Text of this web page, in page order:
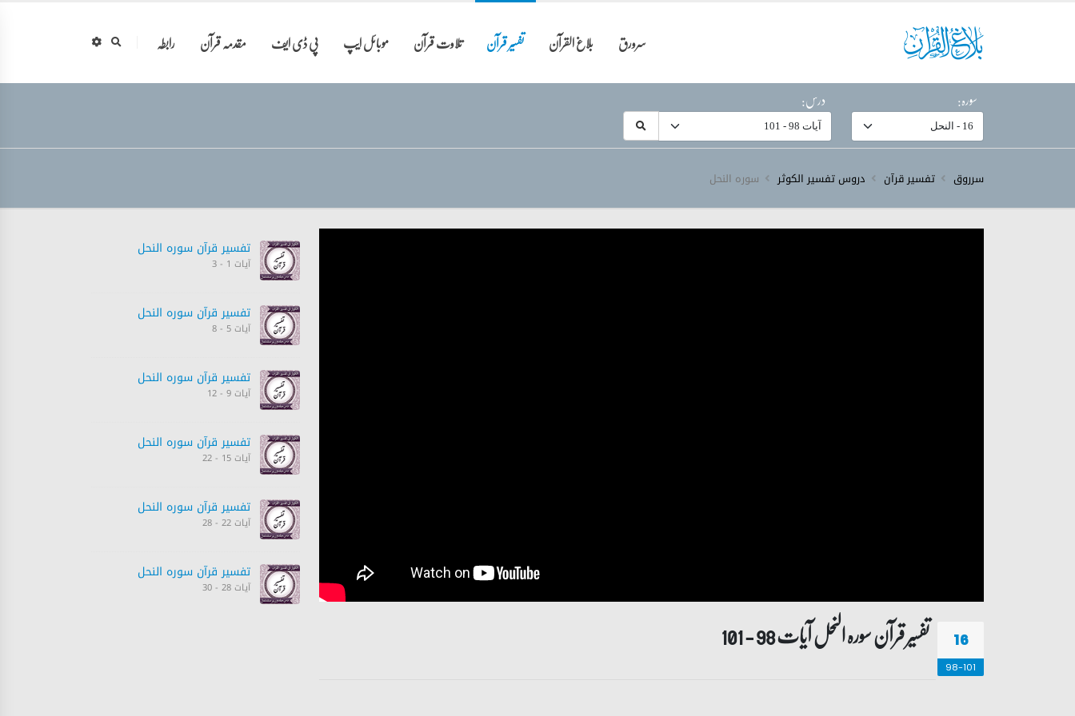
سرورق بلاغ القرآن تفسیر قرآن تلاوت قرآن موبائل ایپ پی ڈی ایف مقدمہ قرآن
رابطہ
سورہ:
درس:
سرروق تفسیر قرآن دروس تفسیر الکوثر سورہ ‎النحل
16
98-101
تفسیر قرآن سورہ ‎النحل آیات 98 - 101
تفسیر قرآن سورہ ‎النحل
آیات 1 - 3
تفسیر قرآن سورہ ‎النحل
آیات 5 - 8
تفسیر قرآن سورہ ‎النحل
آیات 9 - 12
تفسیر قرآن سورہ ‎النحل
آیات 15 - 22
تفسیر قرآن سورہ ‎النحل
آیات 22 - 28
تفسیر قرآن سورہ ‎النحل
آیات 28 - 30